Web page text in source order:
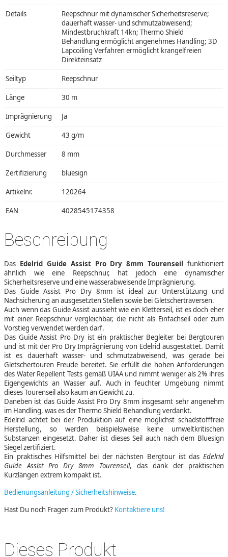
Details
Reepschnur mit dynamischer Sicherheitsreserve;
dauerhaft wasser- und schmutzabweisend;
Mindestbruchkraft 14kn; Thermo Shield
Behandlung ermöglicht angenehmes Handling; 3D
Lapcoiling Verfahren ermöglicht krangelfreien
Direkteinsatz
Seiltyp Reepschnur
Länge 30 m
Imprägnierung Ja
Gewicht 43 g/m
Durchmesser 8 mm
Zertifizierung bluesign
Artikelnr. 120264
EAN 4028545174358
Beschreibung
Das Edelrid Guide Assist Pro Dry 8mm Tourenseil funktioniert
ähnlich wie eine Reepschnur, hat jedoch eine dynamischer
Sicherheitsreserve und eine wasserabweisende Imprägnierung.
Das Guide Assist Pro Dry 8mm ist ideal zur Unterstützung und
Nachsicherung an ausgesetzten Stellen sowie bei Gletschertraversen.
Auch wenn das Guide Assist aussieht wie ein Kletterseil, ist es doch eher
mit einer Reepschnur vergleichbar, die nicht als Einfachseil oder zum
Vorstieg verwendet werden darf.
Das Guide Assist Pro Dry ist ein praktischer Begleiter bei Bergtouren
und ist mit der Pro Dry Imprägnierung von Edelrid ausgestattet. Damit
ist es dauerhaft wasser- und schmutzabweisend, was gerade bei
Gletschertouren Freude bereitet. Sie erfüllt die hohen Anforderungen
des Water Repellent Tests gemäß UIAA und nimmt weniger als 2% ihres
Eigengewichts an Wasser auf. Auch in feuchter Umgebung nimmt
dieses Tourenseil also kaum an Gewicht zu.
Daneben ist das Guide Assist Pro Dry 8mm insgesamt sehr angenehm
im Handling, was es der Thermo Shield Behandlung verdankt.
Edelrid achtet bei der Produktion auf eine möglichst schadstofffreie
Herstellung, so werden beispielsweise keine umweltkritischen
Substanzen eingesetzt. Daher ist dieses Seil auch nach dem Bluesign
Siegel zertifiziert.
Ein praktisches Hilfsmittel bei der nächsten Bergtour ist das Edelrid
Guide Assist Pro Dry 8mm Tourenseil, das dank der praktischen
Kurzlängen extrem kompakt ist.
Bedienungsanleitung / Sicherheitshinweise.
Hast Du noch Fragen zum Produkt? Kontaktiere uns!
Dieses Produkt